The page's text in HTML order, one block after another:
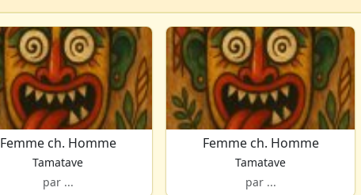
Femme ch. Homme
Tamatave
par ...
Femme ch. Homme
Tamatave
par ...